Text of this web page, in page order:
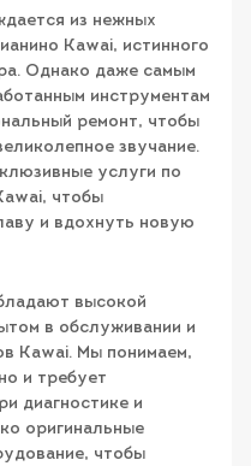
из нежных
Kawai, истинного
Однако даже самым
инструментам
ремонт, чтобы
звучание.
услуги по
чтобы
и вдохнуть новую
высокой
в обслуживании и
Kawai. Мы понимаем,
и требует
диагностике и
оригинальные
чтобы